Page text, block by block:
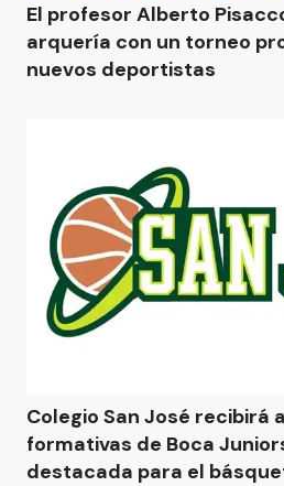
El profesor Alberto
arquería con un torneo
nuevos deportistas
Colegio San José recibirá
formativas de Boca
destacada para el